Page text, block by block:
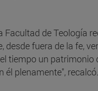
Facultad de Teología
desde fuera de la fe,
tiempo un patrimonio
él plenamente", recalcó.